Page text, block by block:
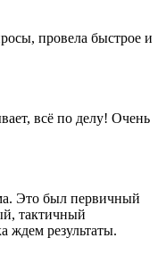
провела быстрое и
всё по делу! Очень
Это был первичный
тактичный
ждем результаты.